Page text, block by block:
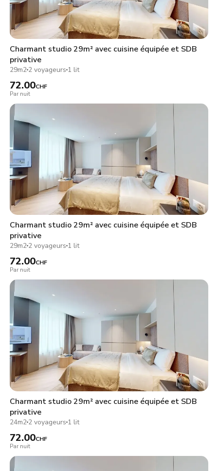
Charmant studio 29m² avec cuisine équipée et SDB
privative
29m2 2 voyageurs 1 lit
72.00CHF
Par nuit
Charmant studio 29m² avec cuisine équipée et SDB
privative
29m2 2 voyageurs 1 lit
72.00CHF
Par nuit
Charmant studio 29m² avec cuisine équipée et SDB
privative
24m2 2 voyageurs 1 lit
72.00CHF
Par nuit